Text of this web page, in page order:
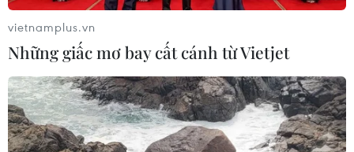
vietnamplus.vn
Những giấc mơ bay cất cánh từ Vietjet